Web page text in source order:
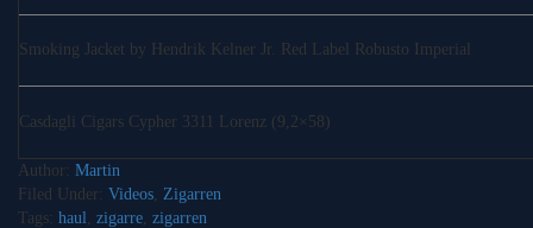
Smoking Jacket by Hendrik Kelner Jr. Red Label Robusto Imperial
Casdagli Cigars Cypher 3311 Lorenz (9,2×58)
Author: Martin
Filed Under: Videos Zigarren
Tags: haul zigarre zigarren